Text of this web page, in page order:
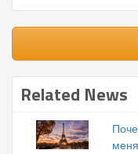
Related News